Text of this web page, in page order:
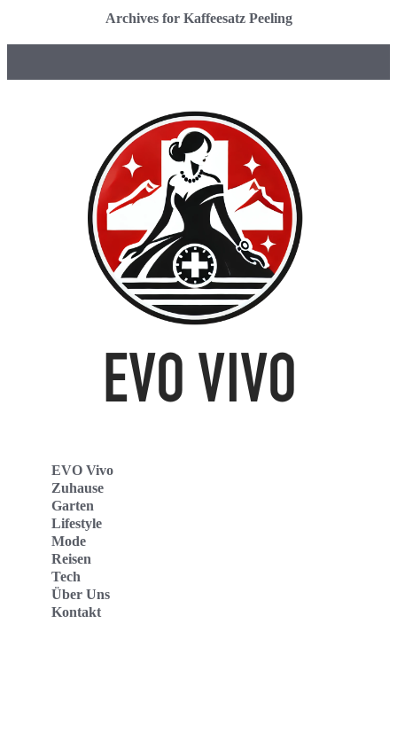
Archives for Kaffeesatz Peeling
EVO Vivo
Zuhause
Garten
Lifestyle
Mode
Reisen
Tech
Über Uns
Kontakt